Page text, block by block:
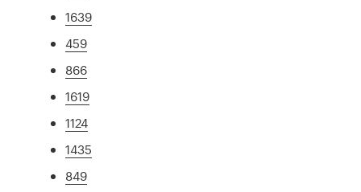
1639
459
866
1619
1124
1435
849